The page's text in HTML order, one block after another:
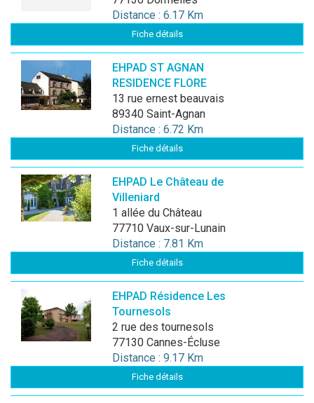
Distance : 6.17 Km
Fiche détails
EHPAD ST AGNAN
RESIDENCE FLORE
13 rue ernest beauvais
89340 Saint-Agnan
Distance : 6.72 Km
Fiche détails
EHPAD Le Château de
Villeniard
1 allée du Château
77710 Vaux-sur-Lunain
Distance : 7.81 Km
Fiche détails
EHPAD Résidence Les
Tournesols
2 rue des tournesols
77130 Cannes-Écluse
Distance : 9.17 Km
Fiche détails